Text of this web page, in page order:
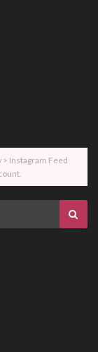
> Instagram Feed